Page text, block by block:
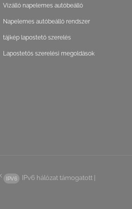
Vízálló napelemes autóbeálló
Napelemes autóbeálló rendszer
tájkép lapostető szerelés
Lapostetős szerelési megoldások
IPv6 hálózat támogatott|